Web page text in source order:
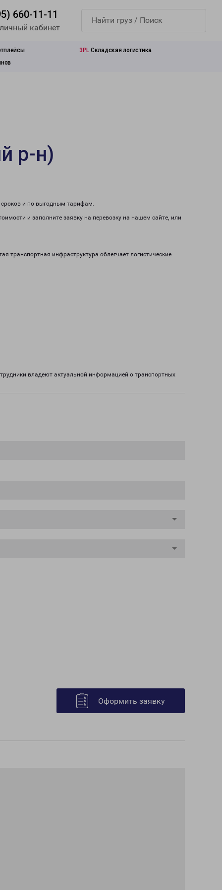
660-11-11
кабинет
3PL Складская логистика
р-н)
сроков и по выгодным тарифам.
и заполните заявку на перевозку на нашем сайте, или
транспортная инфраструктура облегчает логистические
владеют актуальной информацией о транспортных
Оформить заявку